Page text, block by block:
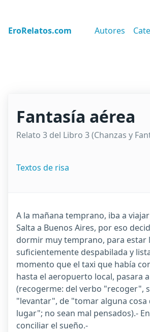
EroRelatos.com Autores
Fantasía aérea
Relato 3 del Libro 3 (Chanzas y
Textos de risa
A la mañana temprano, iba a
Salta a Buenos Aires, por eso
dormir muy temprano, para estar
suficientemente despabilada y
momento que el taxi que había
hasta el aeropuerto local, pasara
(recogerme: del verbo "recoger",
"levantar", de "tomar alguna cosa
lugar"; no sean mal pensados).-
conciliar el sueño.-